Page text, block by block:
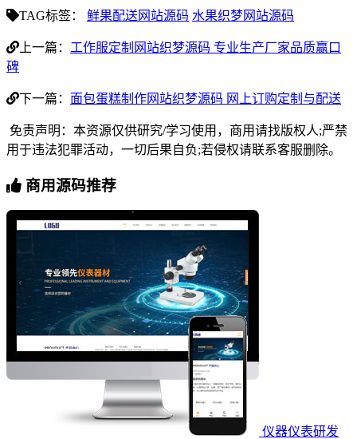
TAG标签： 鲜果配送网站源码 水果织梦网站源码
上一篇： 工作服定制网站织梦源码 专业生产厂家品质赢口
碑
下一篇： 面包蛋糕制作网站织梦源码 网上订购定制与配送
免责声明：本资源仅供研究/学习使用，商用请找版权人;严禁
用于违法犯罪活动，一切后果自负;若侵权请联系客服删除。
商用源码推荐
仪器仪表研发